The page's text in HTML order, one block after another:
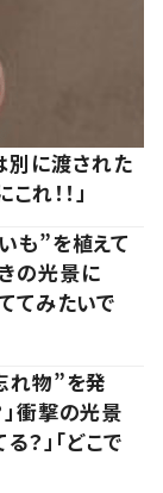
別に渡された
れ！！」
も”を植えて
の光景に
てみたいで
れ物”を発
衝撃の光景
？」「どこで